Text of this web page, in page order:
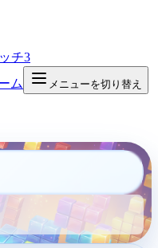
チ3
ム メニューを切り替え
ズ (Plactions)